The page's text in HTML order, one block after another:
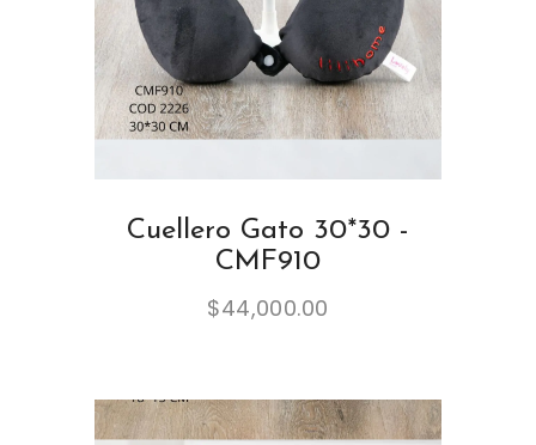
Cuellero Gato 30*30 -
CMF910
$44,000.00